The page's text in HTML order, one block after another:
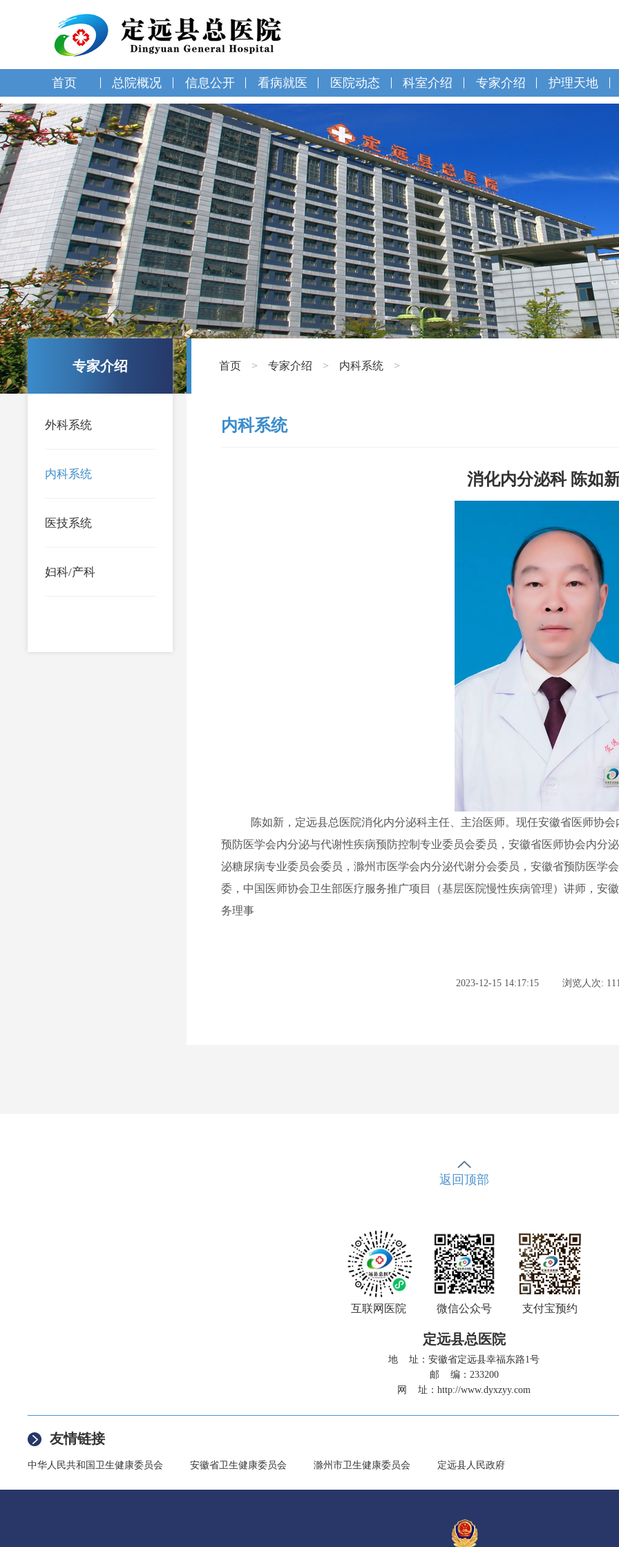
首页 总院概况 信息公开 看病就医 医院动态 科室介绍 专家介绍 护理天地
专家介绍
外科系统
内科系统
医技系统
妇科/产科
首页 > 专家介绍 > 内科系统 >
内科系统
消化内分泌科 陈如
陈如新，定远县总医院消化内分泌科主任、主治医师。现任安徽省医师协
预防医学会内分泌与代谢性疾病预防控制专业委员会委员，安徽省医师协会内分
泌糖尿病专业委员会委员，滁州市医学会内分泌代谢分会委员，安徽省预防医学
委，中国医师协会卫生部医疗服务推广项目（基层医院慢性疾病管理）讲师，安
务理事
2023-12-15 14:17:15 浏览人次:
返回顶部
互联网医院 微信公众号 支付宝预约
定远县总医院
地 址：安徽省定远县幸福东路1号
邮 编：233200
网 址：http://www.dyxzyy.com
友情链接
中华人民共和国卫生健康委员会 安徽省卫生健康委员会 滁州市卫生健康委员会 定远县人民政府